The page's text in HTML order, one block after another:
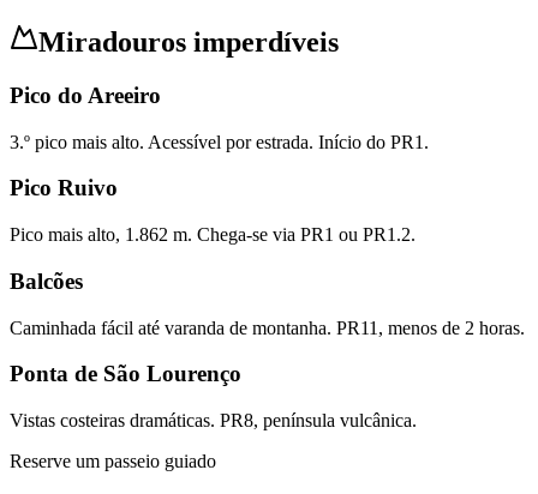
Miradouros imperdíveis
Pico do Areeiro
3.º pico mais alto. Acessível por estrada. Início do PR1.
Pico Ruivo
Pico mais alto, 1.862 m. Chega-se via PR1 ou PR1.2.
Balcões
Caminhada fácil até varanda de montanha. PR11, menos de 2 horas.
Ponta de São Lourenço
Vistas costeiras dramáticas. PR8, península vulcânica.
Reserve um passeio guiado